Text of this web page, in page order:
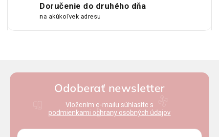
Doručenie do druhého dňa
na akúkoľvek adresu
Odoberať newsletter
Vložením e-mailu súhlasíte s
podmienkami ochrany osobných údajov